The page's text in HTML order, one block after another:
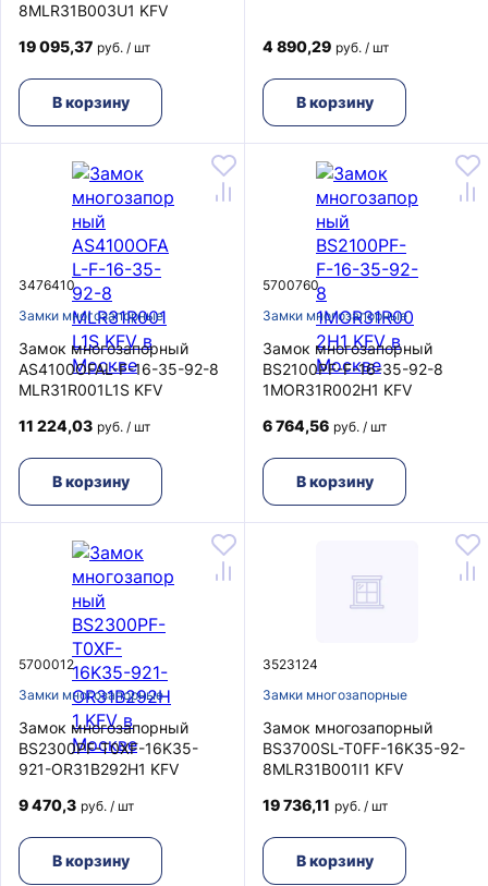
8MLR31B003U1 KFV
19 095,37 руб. / шт
В корзину
4 890,29 руб. / шт
В корзину
3476410
Замки многозапорные
Замок многозапорный
AS4100OFAL-F-16-35-92-8
MLR31R001L1S KFV
11 224,03 руб. / шт
В корзину
5700760
Замки многозапорные
Замок многозапорный
BS2100PF-F-16-35-92-8
1MOR31R002H1 KFV
6 764,56 руб. / шт
В корзину
5700012
Замки многозапорные
Замок многозапорный
BS2300PF-T0XF-16K35-
921-OR31B292H1 KFV
9 470,3 руб. / шт
В корзину
3523124
Замки многозапорные
Замок многозапорный
BS3700SL-T0FF-16K35-92-
8MLR31B001I1 KFV
19 736,11 руб. / шт
В корзину